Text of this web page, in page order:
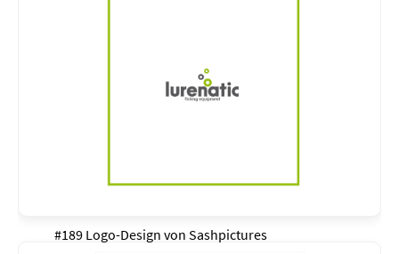
#189 Logo-Design von Sashpictures